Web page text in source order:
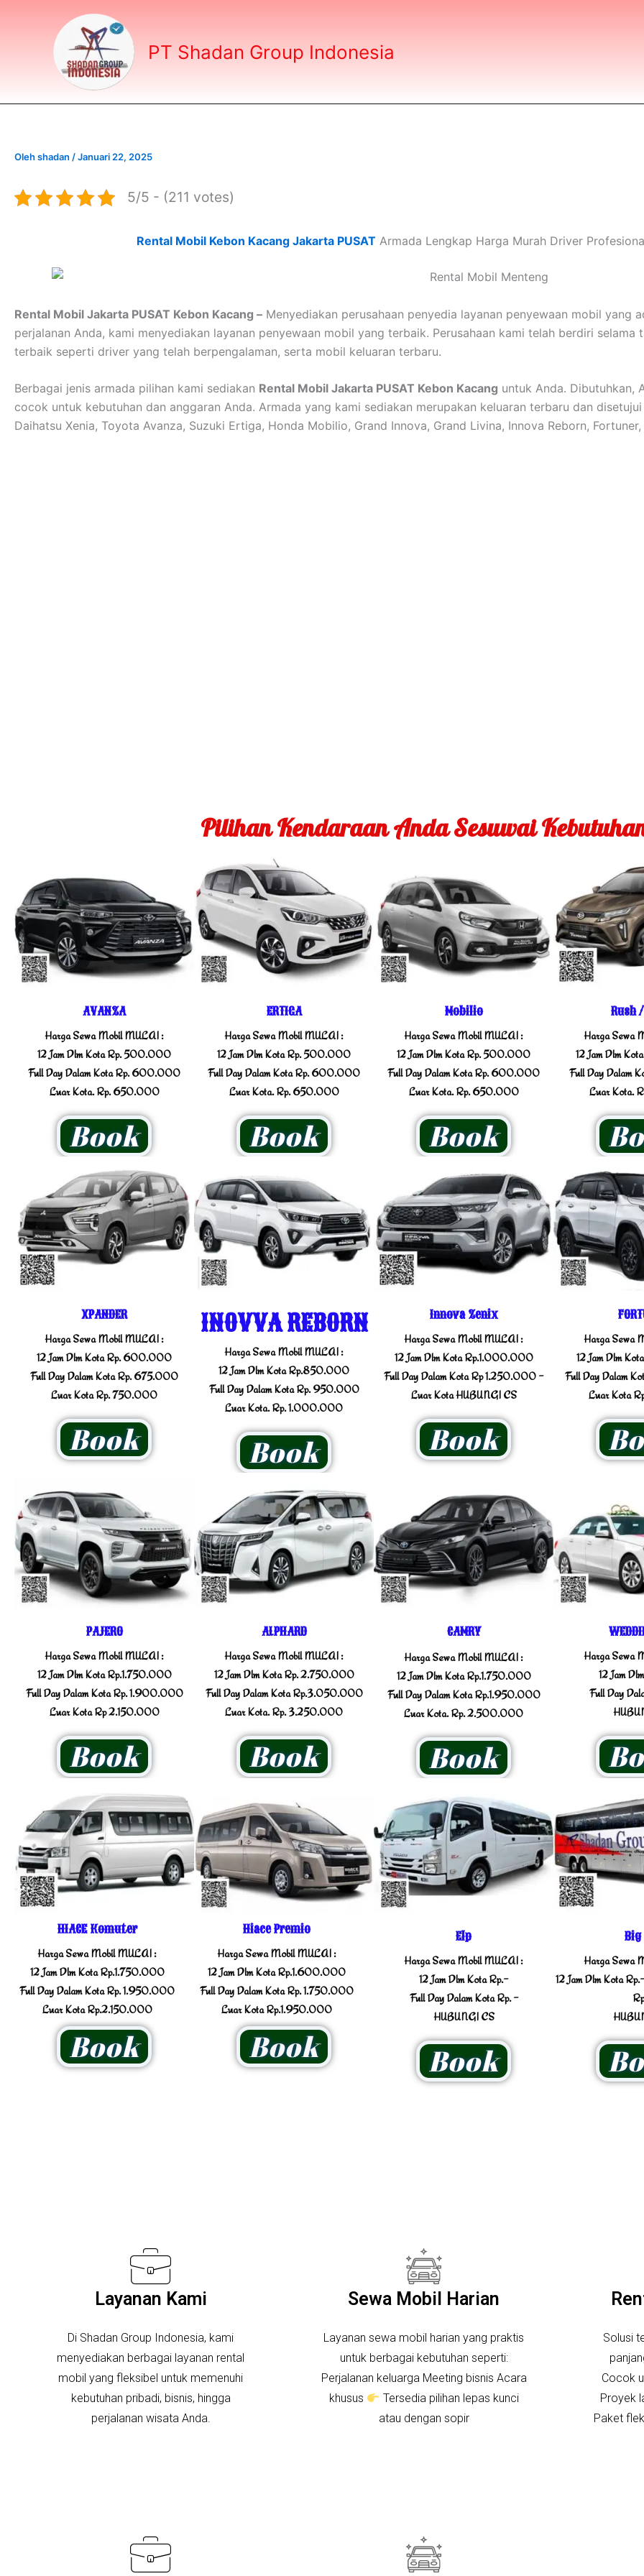
PT Shadan Group Indonesia
Olehshadan /Januari 22, 2025
5/5 - (211 votes)
Rental Mobil Kebon Kacang Jakarta PUSATArmada Lengkap Harga Murah Driver
Rental Mobil Jakarta PUSAT Kebon Kacang – Menyediakan perusahaan penyedia layanan penyewaan mobil yang
perjalanan Anda, kami menyediakan layanan penyewaan mobil yang terbaik. Perusahaan kami telah berdiri
terbaik seperti driver yang telah berpengalaman, serta mobil keluaran terbaru.
Berbagai jenis armada pilihan kami sediakan Rental Mobil Jakarta PUSAT Kebon Kacang untuk Anda. Dibutuhkan,
cocok untuk kebutuhan dan anggaran Anda. Armada yang kami sediakan merupakan keluaran terbaru dan
Daihatsu Xenia, Toyota Avanza, Suzuki Ertiga, Honda Mobilio, Grand Innova, Grand Livina, Innova Reborn,
Pilihan Kendaraan Anda Sesuwai
AVANZA
Harga Sewa Mobil MULAI :
12 Jam Dlm Kota Rp. 500.000
Full Day Dalam Kota Rp. 600.000
Luar Kota. Rp. 650.000
Book
ERTIGA
Harga Sewa Mobil MULAI :
12 Jam Dlm Kota Rp. 500.000
Full Day Dalam Kota Rp. 600.000
Luar Kota. Rp. 650.000
Book
Mobilio
Harga Sewa Mobil MULAI :
12 Jam Dlm Kota Rp. 500.000
Full Day Dalam Kota Rp. 600.000
Luar Kota. Rp. 650.000
Book
Rush
Harga Sewa
12 Jam Dlm
Full Day Dalam
Luar Kota.
XPANDER
Harga Sewa Mobil MULAI :
12 Jam Dlm Kota Rp. 600.000
Full Day Dalam Kota Rp. 675.000
Luar Kota Rp. 750.000
Book
INOVVA REBORN
Harga Sewa Mobil MULAI :
12 Jam Dlm Kota Rp.850.000
Full Day Dalam Kota Rp. 950.000
Luar Kota. Rp. 1.000.000
Book
Innova Zenix
Harga Sewa Mobil MULAI :
12 Jam Dlm Kota Rp.1.000.000
Full Day Dalam Kota Rp 1.250.000 -
Luar Kota HUBUNGI CS
Book
Harga Sewa
12 Jam Dlm
Full Day Dalam
Luar Kota
PAJERO
Harga Sewa Mobil MULAI :
12 Jam Dlm Kota Rp.1.750.000
Full Day Dalam Kota Rp. 1.900.000
Luar Kota Rp 2.150.000
Book
ALPHARD
Harga Sewa Mobil MULAI :
12 Jam Dlm Kota Rp. 2.750.000
Full Day Dalam Kota Rp.3.050.000
Luar Kota. Rp. 3.250.000
Book
CAMRY
Harga Sewa Mobil MULAI :
12 Jam Dlm Kota Rp.1.750.000
Full Day Dalam Kota Rp.1.950.000
Luar Kota. Rp. 2.500.000
Book
Harga Sewa
12 Jam
Full Day
HIACE Komuter
Harga Sewa Mobil MULAI :
12 Jam Dlm Kota Rp.1.750.000
Full Day Dalam Kota Rp. 1.950.000
Luar Kota Rp.2.150.000
Book
Hiace Premio
Harga Sewa Mobil MULAI :
12 Jam Dlm Kota Rp.1.600.000
Full Day Dalam Kota Rp. 1.750.000
Luar Kota Rp.1.950.000
Book
Elp
Harga Sewa Mobil MULAI :
12 Jam Dlm Kota Rp.-
Full Day Dalam Kota Rp. -
HUBUNGI CS
Book
Big
Harga Sewa
12 Jam Dlm Kota
Layanan Kami
Di Shadan Group Indonesia, kami
menyediakan berbagai layanan rental
mobil yang fleksibel untuk memenuhi
kebutuhan pribadi, bisnis, hingga
perjalanan wisata Anda.
Sewa Mobil Harian
Layanan sewa mobil harian yang praktis
untuk berbagai kebutuhan seperti:
Perjalanan keluarga Meeting bisnis Acara
khusus
Tersedia pilihan lepas kunci
atau dengan sopir
Solusi
Cocok
Proyek
Paket